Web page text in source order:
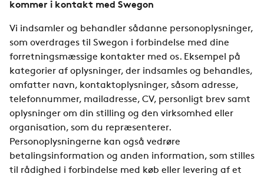
kommer i kontakt med Swegon
Vi indsamler og behandler sådanne personoplysninger,
som overdrages til Swegon i forbindelse med dine
forretningsmæssige kontakter med os. Eksempel på
kategorier af oplysninger, der indsamles og behandles,
omfatter navn, kontaktoplysninger, såsom adresse,
telefonnummer, mailadresse, CV, personligt brev samt
oplysninger om din stilling og den virksomhed eller
organisation, som du repræsenterer.
Personoplysningerne kan også vedrøre
betalingsinformation og anden information, som stilles
til rådighed i forbindelse med køb eller levering af et